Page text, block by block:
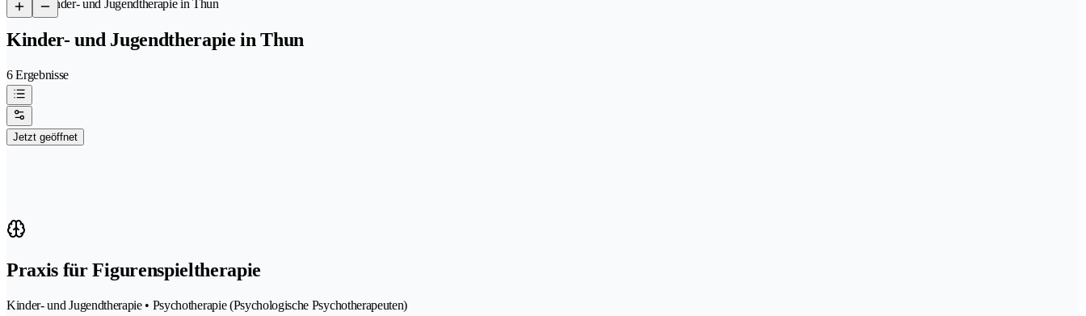
/Kinder- und Jugendtherapie in Thun
Kinder- und Jugendtherapie in Thun
6 Ergebnisse
Jetzt geöffnet
Praxis für Figurenspieltherapie
Kinder- und Jugendtherapie • Psychotherapie (Psychologische Psychotherapeuten)